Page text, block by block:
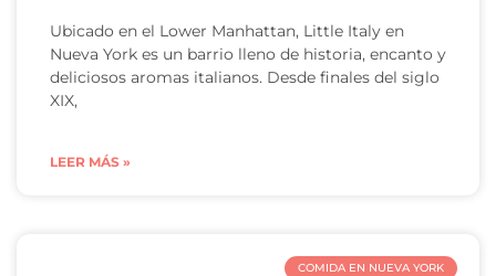
Ubicado en el Lower Manhattan, Little Italy en
Nueva York es un barrio lleno de historia, encanto y
deliciosos aromas italianos. Desde finales del siglo
XIX,
LEER MÁS »
COMIDA EN NUEVA YORK